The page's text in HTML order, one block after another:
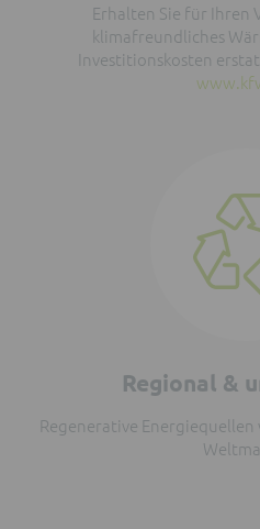
Erhalten Sie für Ihren
klimafreundliches
Investitionskosten
Regional &
Regenerative